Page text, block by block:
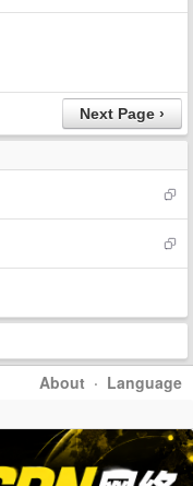
About · Language